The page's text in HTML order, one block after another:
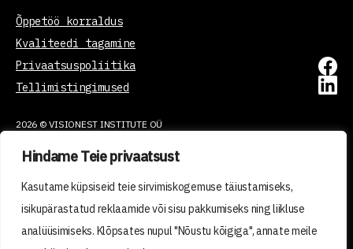
Hindame Teie privaatsust
Kasutame küpsiseid teie sirvimiskogemuse täiustamiseks,
isikupärastatud reklaamide või sisu pakkumiseks ning liikluse
analüüsimiseks. Klõpsates nupul "Nõustu kõigiga", annate meile
Õppetöö korraldus
Kvaliteedi tagamine
Privaatsuspoliitika
Tellimistingimused
2026 © VISIONEST INSTITUTE OÜ